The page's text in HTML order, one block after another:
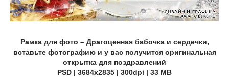
Рамка для фото – Драгоценная бабочка и сердечки,
вставьте фотографию и у вас получится оригинальная
открытка для поздравлений
PSD | 3684х2835 | 300dpi | 33 МB